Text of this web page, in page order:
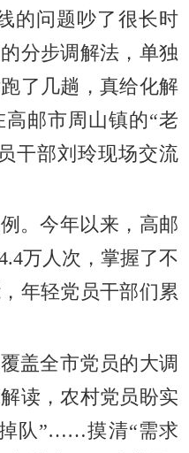
的问题吵了很长时
分步调解法，单独
了几趟，真给化解
高邮市周山镇的“老
干部刘玲现场交流
。今年以来，高邮
万人次，掌握了不
年轻党员干部们累
盖全市党员的大调
读，农村党员盼实
队”……摸清“需求